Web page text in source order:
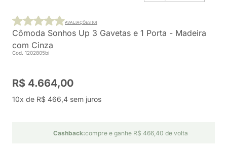
Cômoda Sonhos Up 3 Gavetas e 1 Porta - Madeira
com Cinza
Cod. 1202805bi
AVALIAÇÕES (0)
R$ 4.664,00
10x de R$ 466,4 sem juros
Cashback:compre e ganhe R$ 466,40 de volta